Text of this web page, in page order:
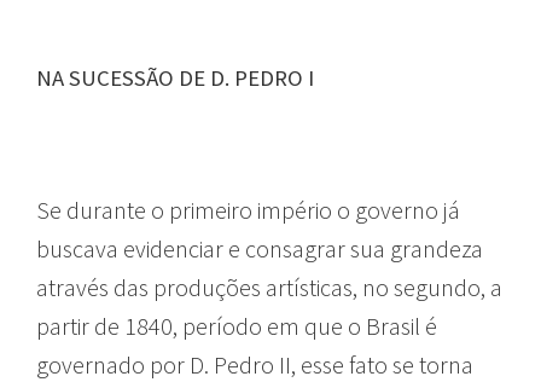
NA SUCESSÃO DE D. PEDRO I
Se durante o primeiro império o governo já
buscava evidenciar e consagrar sua grandeza
através das produções artísticas, no segundo, a
partir de 1840, período em que o Brasil é
governado por D. Pedro II, esse fato se torna